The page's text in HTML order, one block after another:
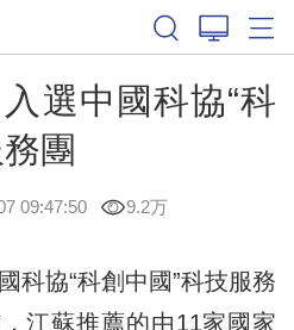
選中國科協“科
團
09:47:50 9.2万
協“科創中國”科技服務
江蘇推薦的由11家國家